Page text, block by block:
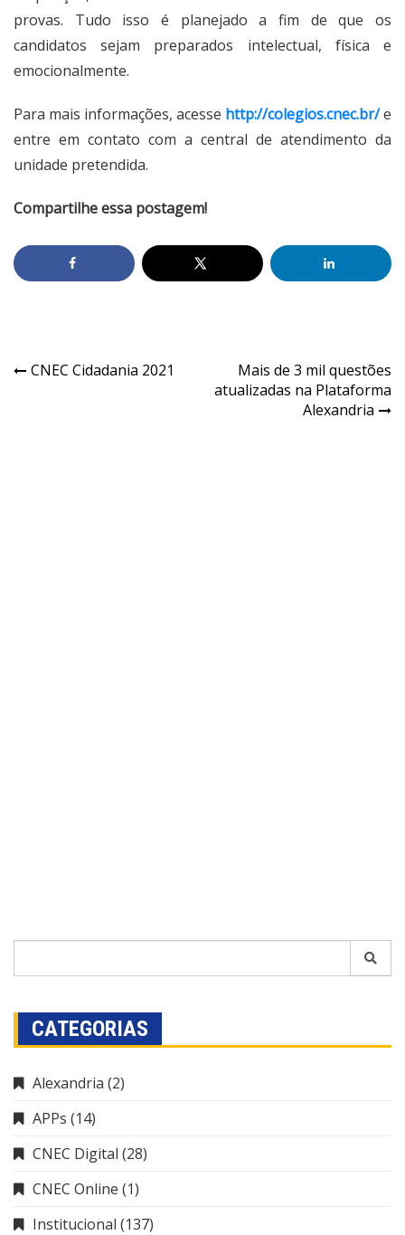
provas. Tudo isso é planejado a fim de que os
candidatos sejam preparados intelectual, física e
emocionalmente.
Para mais informações, acesse http://colegios.cnec.br/e
entre em contato com a central de atendimento da
unidade pretendida.
Compartilhe essa postagem!
CNEC Cidadania 2021
Mais de 3 mil questões
atualizadas na Plataforma
Alexandria
CATEGORIAS
Alexandria (2)
APPs (14)
CNEC Digital (28)
CNEC Online (1)
Institucional (137)